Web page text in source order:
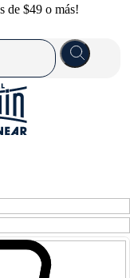
de $49 o más!